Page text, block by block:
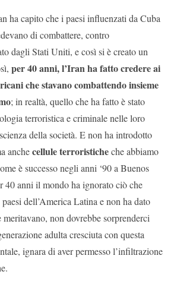
ha capito che i paesi influenzati da Cuba
di combattere, contro
dagli Stati Uniti, e così si è creato un
per 40 anni, l’Iran ha fatto credere ai
che stavano combattendo insieme
; in realtà, quello che ha fatto è stato
terroristica e criminale nelle loro
della società. E non ha introdotto
anchecellule terroristicheche abbiamo
è successo negli anni ‘90 a Buenos
40 anni il mondo ha ignorato ciò che
dell’America Latina e non ha dato
meritavano, non dovrebbe sorprenderci
adulta cresciuta con questa
ignara di aver permesso l’infiltrazione